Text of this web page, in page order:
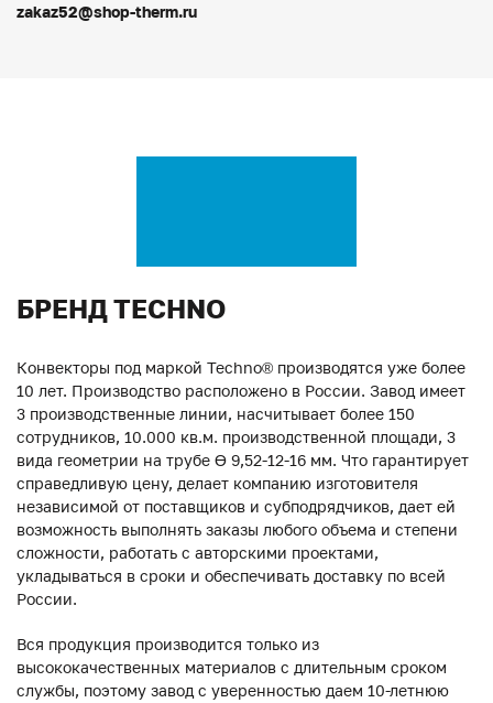
zakaz52@shop-therm.ru
БРЕНД TECHNO
Конвекторы под маркой Techno® производятся уже более
10 лет. Производство расположено в России. Завод имеет
3 производственные линии, насчитывает более 150
сотрудников, 10.000 кв.м. производственной площади, 3
вида геометрии на трубе ϴ 9,52-12-16 мм. Что гарантирует
справедливую цену, делает компанию изготовителя
независимой от поставщиков и субподрядчиков, дает ей
возможность выполнять заказы любого объема и степени
сложности, работать с авторскими проектами,
укладываться в сроки и обеспечивать доставку по всей
России.
Вся продукция производится только из
высококачественных материалов с длительным сроком
службы, поэтому завод с уверенностью даем 10-летнюю